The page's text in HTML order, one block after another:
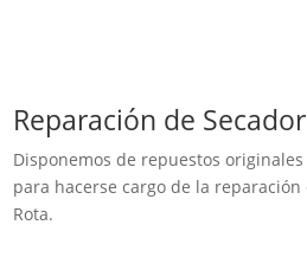
Reparación de
Disponemos de repuestos
para hacerse cargo de la reparación
Rota.